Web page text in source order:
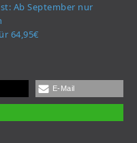
Ab September nur
64,95€
E-Mail